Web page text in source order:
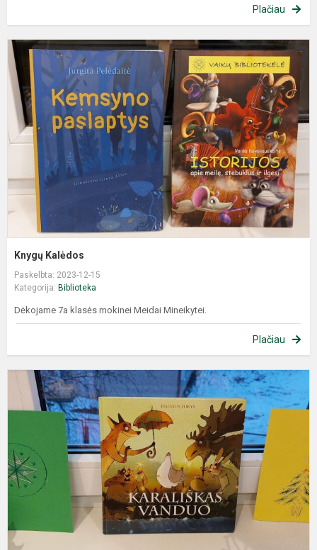
Plačiau
Knygų Kalėdos
Paskelbta: 2023-12-15
Kategorija: Biblioteka
Dėkojame 7a klasės mokinei Meidai Mineikytei.
Plačiau